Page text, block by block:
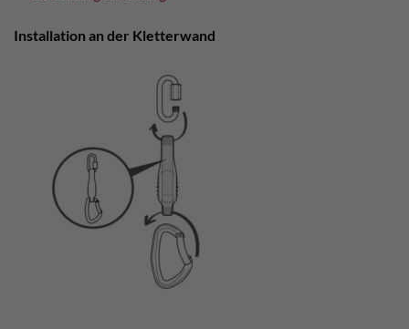
Installation an der Kletterwand